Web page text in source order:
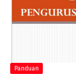
Panduan